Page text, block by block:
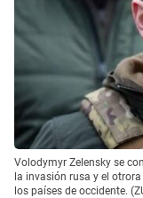
Volodymyr Zelensky se
la invasión rusa y el
los países de occidente.